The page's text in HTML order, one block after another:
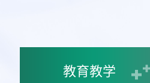
教育教学